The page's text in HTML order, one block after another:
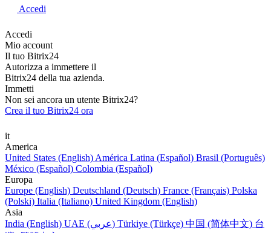
Accedi
Accedi
Mio account
Il tuo Bitrix24
Autorizza a immettere il
Bitrix24 della tua azienda.
Immetti
Non sei ancora un utente Bitrix24?
Crea il tuo Bitrix24 ora
it
America
United States (English) América Latina (Español) Brasil (Português)
México (Español) Colombia (Español)
Europa
Europe (English) Deutschland (Deutsch) France (Français) Polska
(Polski) Italia (Italiano) United Kingdom (English)
Asia
India (English)
UAE (عربي) Türkiye (Türkçe) 中国 (简体中文) 台